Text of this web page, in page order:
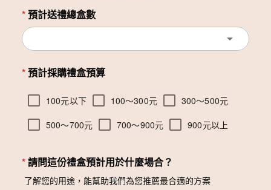
*預計送禮總盒數
arrow_drop_down
*預計採購禮盒預算
100元以下 100～300元
300～500元
500～700元
700～900元 900元以上
*請問這份禮盒預計用於什麼場合？
了解您的用途，能幫助我們為您推薦最合適的方案